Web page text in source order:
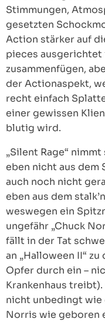
Stimmungen,
gesetzten
Action stärker auf
pieces ausgerichtet
zusammenfügen,
der Actionaspekt,
recht einfach
einer gewissen
blutig wird.
„Silent Rage“
eben nicht aus dem
auch noch nicht
eben aus dem
weswegen ein
ungefähr „Chuck
fällt in der Tat
an „Halloween II“
Opfer durch ein –
Krankenhaus
nicht unbedingt wie
Norris wie geboren